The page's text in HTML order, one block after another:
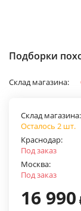
Подборки
Склад магазина:
Склад магазина:
Осталось 2 шт.
Краснодар:
Под заказ
Москва:
Под заказ
16 990